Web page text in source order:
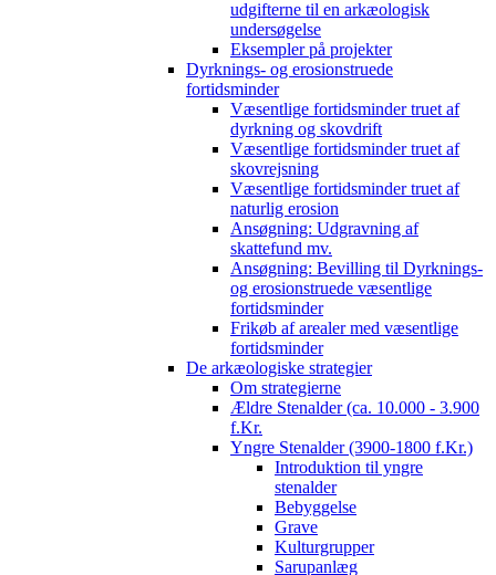
udgifterne til en arkæologisk
undersøgelse
Eksempler på projekter
Dyrknings- og erosionstruede
fortidsminder
Væsentlige fortidsminder truet af
dyrkning og skovdrift
Væsentlige fortidsminder truet af
skovrejsning
Væsentlige fortidsminder truet af
naturlig erosion
Ansøgning: Udgravning af
skattefund mv.
Ansøgning: Bevilling til Dyrknings-
og erosionstruede væsentlige
fortidsminder
Frikøb af arealer med væsentlige
fortidsminder
De arkæologiske strategier
Om strategierne
Ældre Stenalder (ca. 10.000 - 3.900
f.Kr.
Yngre Stenalder (3900-1800 f.Kr.)
Introduktion til yngre
stenalder
Bebyggelse
Grave
Kulturgrupper
Sarupanlæg